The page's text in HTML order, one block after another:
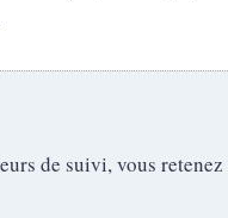
de suivi, vous